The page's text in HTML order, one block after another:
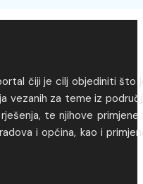
čiji je cilj objediniti što
vezanih za teme iz
te njihove primjene
i općina, kao i